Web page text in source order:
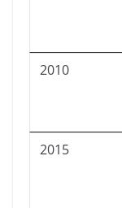
2010
2015